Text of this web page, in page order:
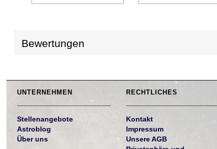
Bewertungen
UNTERNEHMEN
Stellenangebote
Astroblog
Über uns
RECHTLICHES
Kontakt
Impressum
Unsere AGB